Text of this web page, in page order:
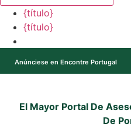
{título}
{título}
Anúnciese en Encontre Portugal
El Mayor Portal De
De